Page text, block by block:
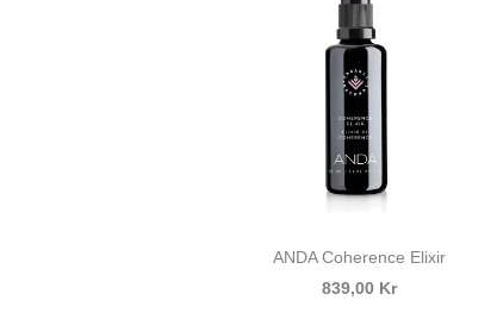
ANDA Coherence Elixir
839,00 Kr